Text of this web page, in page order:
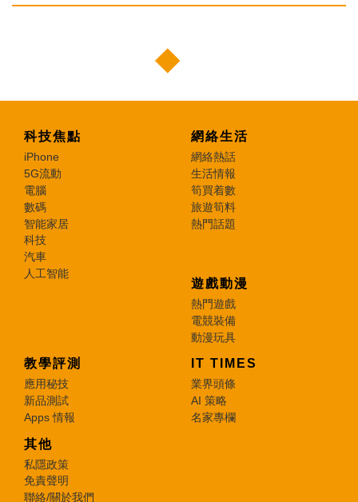
科技焦點
iPhone
5G流動
電腦
數碼
智能家居
科技
汽車
人工智能
網絡生活
網絡熱話
生活情報
筍買着數
旅遊筍料
熱門話題
遊戲動漫
熱門遊戲
電競裝備
動漫玩具
教學評測
應用秘技
新品測試
Apps 情報
IT TIMES
業界頭條
AI 策略
名家專欄
其他
私隱政策
免責聲明
聯絡/關於我們